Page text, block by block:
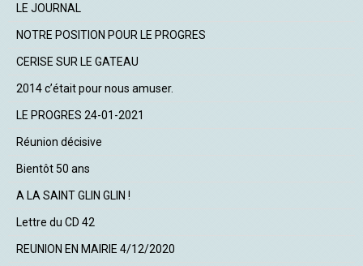
LE JOURNAL
NOTRE POSITION POUR LE PROGRES
CERISE SUR LE GATEAU
2014 c’était pour nous amuser.
LE PROGRES 24-01-2021
Réunion décisive
Bientôt 50 ans
A LA SAINT GLIN GLIN !
Lettre du CD 42
REUNION EN MAIRIE 4/12/2020